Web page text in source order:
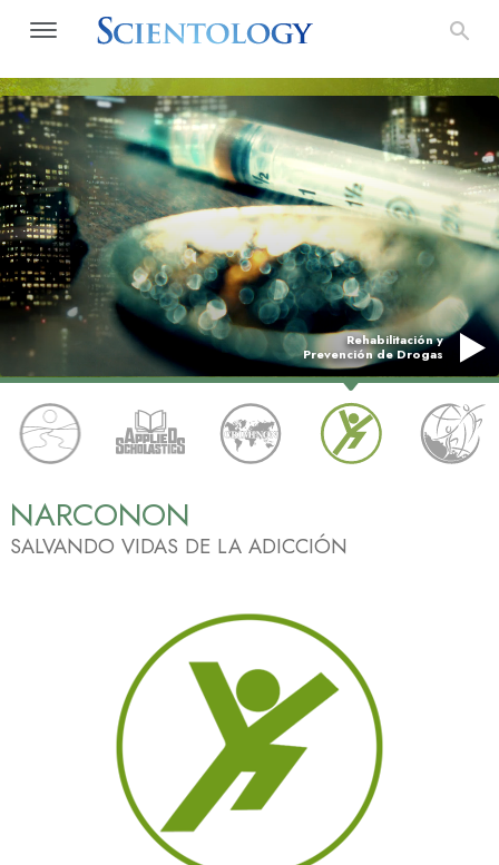
Rehabilitación y
Prevención de Drogas
NARCONON
SALVANDO VIDAS DE LA ADICCIÓN